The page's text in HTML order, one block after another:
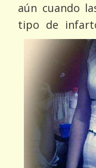
aún cuando
tipo de